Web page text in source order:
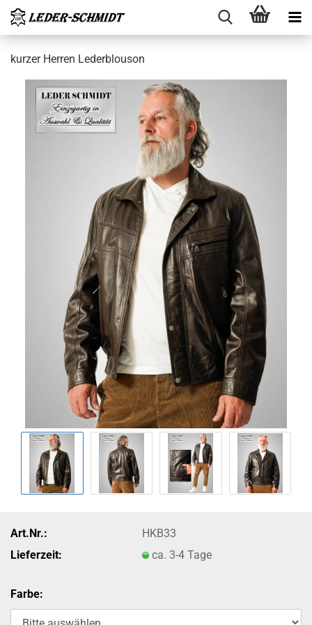
kur­zer Her­ren Le­derblou­son
Art.Nr.:
HKB33
Lieferzeit:
ca. 3-4 Tage
Farbe: